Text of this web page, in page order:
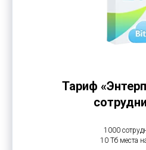
Тариф
1000
10 Тб места